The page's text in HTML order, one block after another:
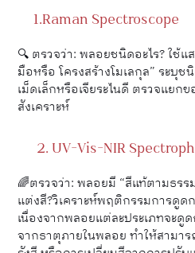
1.Raman Spectroscope
🔍 ตรวจว่า: พลอยชนิดอะไร? ใช้แ
มือหรือ โครงสร้างโมเลกุล” ระบุ
เม็ดเล็กหรือเจียระไนดี ตรวจแยก
สังเคราะห์
2. UV-Vis-NIR
🌈ตรวจว่า: พลอยมี “สีแท้ตามธร
แต่งสี?วิเคราะห์พฤติกรรมการดูด
เนื่องจากพลอยแต่ละประเภทจะดู
จากธาตุภายในพลอย ทำให้สามา